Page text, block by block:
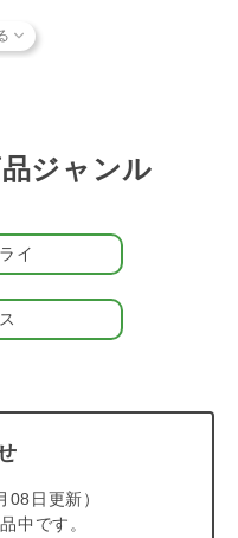
然のビタミン・ミネラ
みの新鮮な肉類から作ら
えると、病気を引き起こ
。
与えてください。食べ
ュラルに触れた後は、手
期限内にご使用くださ
が最適なバランスでとれ
ため、ごく少量のサプリメ
温で保存することが可能な
。限られた保管場所でもス
もしくはぬるま湯（37℃以
ジャンル
イ
日更新）
中です。